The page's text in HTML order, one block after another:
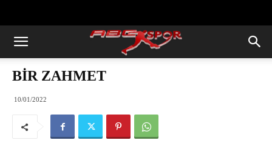
BİR ZAHMET
10/01/2022